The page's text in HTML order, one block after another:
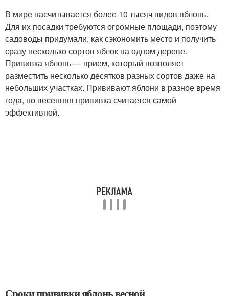
В мире насчитывается более 10 тысяч видов яблонь.
Для их посадки требуются огромные площади, поэтому
садоводы придумали, как сэкономить место и получить
сразу несколько сортов яблок на одном дереве.
Прививка яблонь — прием, который позволяет
разместить несколько десятков разных сортов даже на
небольших участках. Прививают яблони в разное время
года, но весенняя прививка считается самой
эффективной.